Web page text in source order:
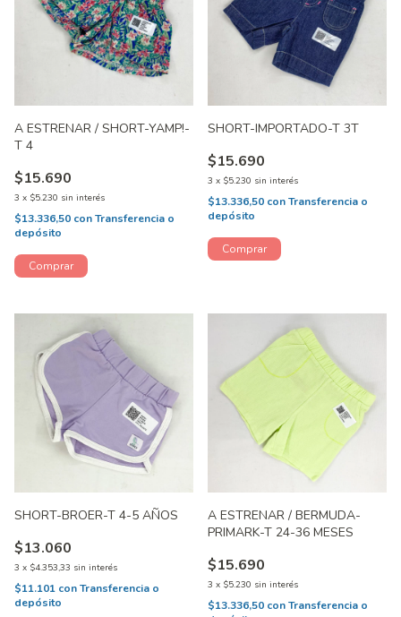
A ESTRENAR / SHORT-YAMP!-
T 4
$15.690
3 x $5.230 sin interés
$13.336,50 conTransferencia o
depósito
SHORT-IMPORTADO-T 3T
$15.690
3 x $5.230 sin interés
$13.336,50 conTransferencia o
depósito
SHORT-BROER-T 4-5 AÑOS
$13.060
3 x $4.353,33 sin interés
$11.101 conTransferencia o
depósito
A ESTRENAR / BERMUDA-
PRIMARK-T 24-36 MESES
$15.690
3 x $5.230 sin interés
$13.336,50 conTransferencia o